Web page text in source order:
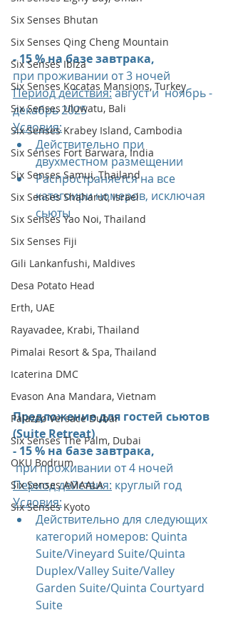
Six Senses Bhutan
Six Senses Qing Cheng Mountain
Six Senses Ibiza
Six Senses Kocatas Mansions, Turkey
Six Senses Uluwatu, Bali
Six Senses Krabey Island, Cambodia
Six Senses Fort Barwara, India
Six Senses Samui, Thailand
Six Senses Shaharut, Israel
Six Senses Yao Noi, Thailand
Six Senses Fiji
Gili Lankanfushi, Maldives
Desa Potato Head
Erth, UAE
Rayavadee, Krabi, Thailand
Pimalai Resort & Spa, Thailand
Icaterina DMC
Evason Ana Mandara, Vietnam
Palazzo Versace Dubai
Six Senses The Palm, Dubai
OKU Bodrum
Six Senses AMAALA
Six Senses Kyoto
- 15 % на базе завтрака,
при проживании от 3 ночей
Период действия: август и  ноябрь -
декабрь 2025
Условия:
Действительно при
двухместном размещении
Распространяется на все
категоири номеров, исключая
сьюты
Предложение для гостей сьютов
(Suite Retreat)
- 15 % на базе завтрака,
при проживании от 4 ночей
Период действия: круглый год
Условия:
Действительно для следующих
категорий номеров: Quinta
Suite/Vineyard Suite/Quinta
Duplex/Valley Suite/Valley
Garden Suite/Quinta Courtyard
Suite